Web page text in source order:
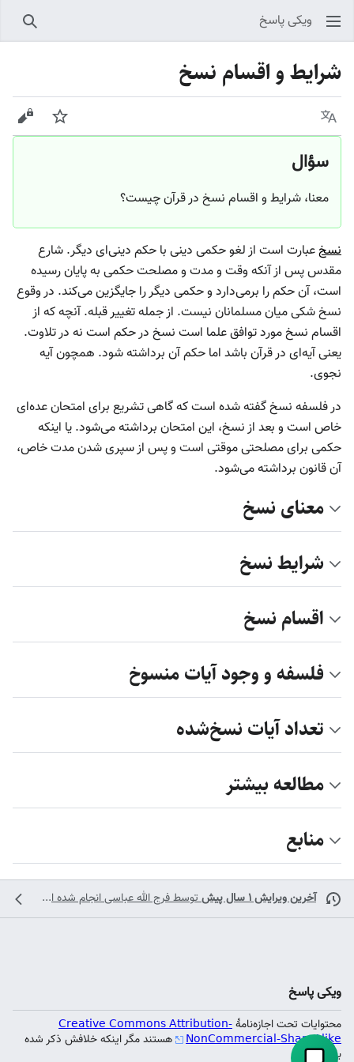
ویکی پاسخ
شرایط و اقسام نسخ
زبان پیگیری
سؤال
معنا، شرایط و اقسام نسخ در قرآن چیست؟
نسخعبارت است از لغو حکمی دینی با حکم دینی‌ای دیگر. شارع
مقدس پس از آنکه وقت و مدت و مصلحت حکمی به پایان رسیده
است، آن حکم را برمی‌دارد و حکمی دیگر را جایگزین می‌کند. در وقوع
نسخ شکی میان مسلمانان نیست. از جمله تغییر قبله. آنچه که از
اقسام نسخ مورد توافق علما است نسخ در حکم است نه در تلاوت.
یعنی آیه‌ای در قرآن باشد اما حکم آن برداشته شود. همچون آیه
نجوی.
در فلسفه نسخ گفته شده است که گاهی تشریع برای امتحان عده‌ای
خاص است و بعد از نسخ، این امتحان برداشته می‌شود. یا اینکه
حکمی برای مصلحتی موقتی است و پس از سپری شدن مدت خاص،
آن قانون برداشته می‌شود.
معنای نسخ
شرایط نسخ
اقسام نسخ
فلسفه و وجود آیات منسوخ
تعداد آیات نسخ‌شده
مطالعه بیشتر
منابع
آخرین ویرایش ۱ سال پیش توسطفرج الله عباسیانجام شده است
ویکی پاسخ
محتوایات تحت اجازه‌نامهٔCreative Commons Attribution-
NonCommercial-ShareAlike
هستند مگر اینکه خلافش ذکر شده
باشد.